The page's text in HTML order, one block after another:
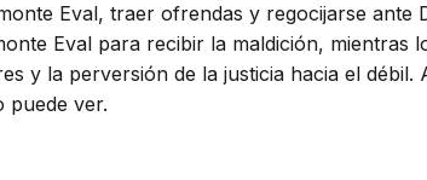
Eval, traer ofrendas y regocijarse ante
Eval para recibir la maldición, mientras
y la perversión de la justicia hacia el
puede ver.